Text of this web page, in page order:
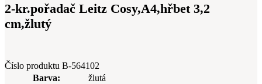
2-kr.pořadač Leitz Cosy,A4,hřbet 3,2
cm,žlutý
Číslo produktu B-564102
Barva:
žlutá